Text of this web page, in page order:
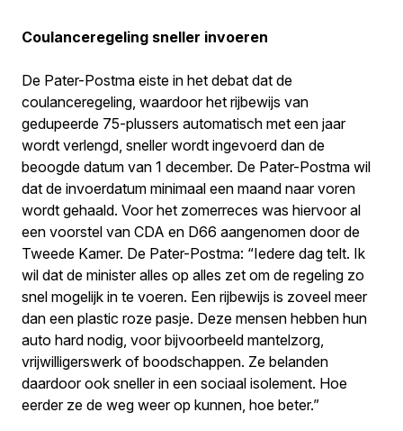
Coulanceregeling sneller invoeren
De Pater-Postma eiste in het debat dat de
coulanceregeling, waardoor het rijbewijs van
gedupeerde 75-plussers automatisch met een jaar
wordt verlengd, sneller wordt ingevoerd dan de
beoogde datum van 1 december. De Pater-Postma wil
dat de invoerdatum minimaal een maand naar voren
wordt gehaald. Voor het zomerreces was hiervoor al
een voorstel van CDA en D66 aangenomen door de
Tweede Kamer. De Pater-Postma: “Iedere dag telt. Ik
wil dat de minister alles op alles zet om de regeling zo
snel mogelijk in te voeren. Een rijbewijs is zoveel meer
dan een plastic roze pasje. Deze mensen hebben hun
auto hard nodig, voor bijvoorbeeld mantelzorg,
vrijwilligerswerk of boodschappen. Ze belanden
daardoor ook sneller in een sociaal isolement. Hoe
eerder ze de weg weer op kunnen, hoe beter.”